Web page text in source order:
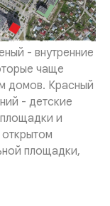
- внутренние
чаще
домов. Красный
- детские
и
площадки,